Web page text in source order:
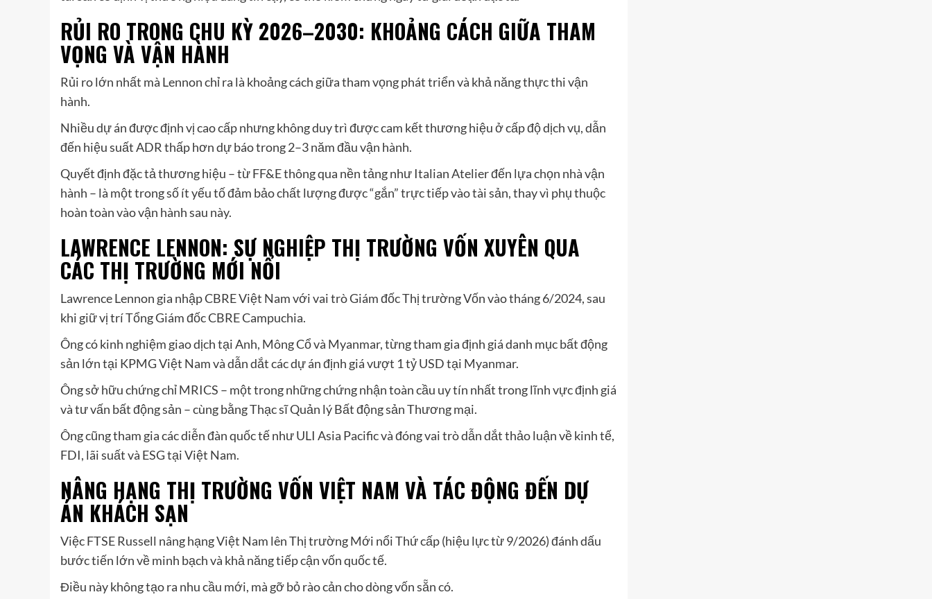
RỦI RO TRONG CHU KỲ 2026–2030: KHOẢNG CÁCH GIỮA THAM
VỌNG VÀ VẬN HÀNH
Rủi ro lớn nhất mà Lennon chỉ ra là khoảng cách giữa tham vọng phát triển và khả năng thực thi vận
hành.
Nhiều dự án được định vị cao cấp nhưng không duy trì được cam kết thương hiệu ở cấp độ dịch vụ, dẫn
đến hiệu suất ADR thấp hơn dự báo trong 2–3 năm đầu vận hành.
Quyết định đặc tả thương hiệu – từ FF&E thông qua nền tảng như Italian Atelier đến lựa chọn nhà vận
hành – là một trong số ít yếu tố đảm bảo chất lượng được “gắn” trực tiếp vào tài sản, thay vì phụ thuộc
hoàn toàn vào vận hành sau này.
LAWRENCE LENNON: SỰ NGHIỆP THỊ TRƯỜNG VỐN XUYÊN QUA
CÁC THỊ TRƯỜNG MỚI NỔI
Lawrence Lennon gia nhập CBRE Việt Nam với vai trò Giám đốc Thị trường Vốn vào tháng 6/2024, sau
khi giữ vị trí Tổng Giám đốc CBRE Campuchia.
Ông có kinh nghiệm giao dịch tại Anh, Mông Cổ và Myanmar, từng tham gia định giá danh mục bất động
sản lớn tại KPMG Việt Nam và dẫn dắt các dự án định giá vượt 1 tỷ USD tại Myanmar.
Ông sở hữu chứng chỉ MRICS – một trong những chứng nhận toàn cầu uy tín nhất trong lĩnh vực định giá
và tư vấn bất động sản – cùng bằng Thạc sĩ Quản lý Bất động sản Thương mại.
Ông cũng tham gia các diễn đàn quốc tế như ULI Asia Pacific và đóng vai trò dẫn dắt thảo luận về kinh tế,
FDI, lãi suất và ESG tại Việt Nam.
NÂNG HẠNG THỊ TRƯỜNG VỐN VIỆT NAM VÀ TÁC ĐỘNG ĐẾN DỰ
ÁN KHÁCH SẠN
Việc FTSE Russell nâng hạng Việt Nam lên Thị trường Mới nổi Thứ cấp (hiệu lực từ 9/2026) đánh dấu
bước tiến lớn về minh bạch và khả năng tiếp cận vốn quốc tế.
Điều này không tạo ra nhu cầu mới, mà gỡ bỏ rào cản cho dòng vốn sẵn có.